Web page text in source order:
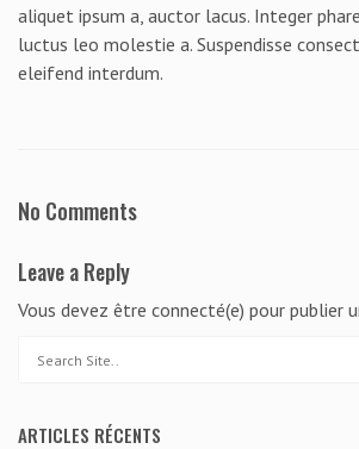
aliquet ipsum a, auctor lacus. Integer
luctus leo molestie a. Suspendisse
eleifend interdum.
No Comments
Leave a Reply
Vous devez être connecté(e) pour publier
ARTICLES RÉCENTS